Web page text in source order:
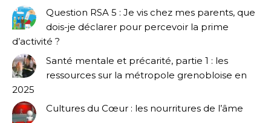
Question RSA 5 : Je vis chez mes parents, que
dois-je déclarer pour percevoir la prime
d’activité ?
Santé mentale et précarité, partie 1 : les
ressources sur la métropole grenobloise en
2025
Cultures du Cœur : les nourritures de l’âme